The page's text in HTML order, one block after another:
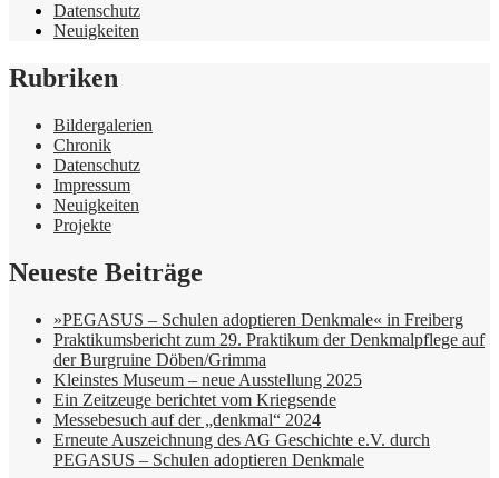
Datenschutz
Neuigkeiten
Rubriken
Bildergalerien
Chronik
Datenschutz
Impressum
Neuigkeiten
Projekte
Neueste Beiträge
»PEGASUS – Schulen adoptieren Denkmale« in Freiberg
Praktikumsbericht zum 29. Praktikum der Denkmalpflege auf
der Burgruine Döben/Grimma
Kleinstes Museum – neue Ausstellung 2025
Ein Zeitzeuge berichtet vom Kriegsende
Messebesuch auf der „denkmal“ 2024
Erneute Auszeichnung des AG Geschichte e.V. durch
PEGASUS – Schulen adoptieren Denkmale